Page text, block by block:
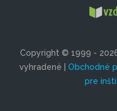
Copyright © 1999 -
vyhradené | Obchodné
pre